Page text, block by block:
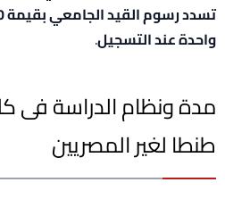
واحدة عند التسجيل.
مدة ونظام الدراسة فى
طنطا لغير المصريين